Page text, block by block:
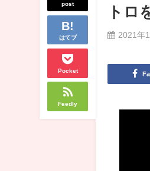
post
はてブ
Pocket
Feedly
トロ
2021年